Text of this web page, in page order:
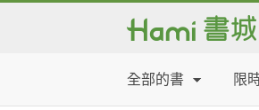
全部的書 限